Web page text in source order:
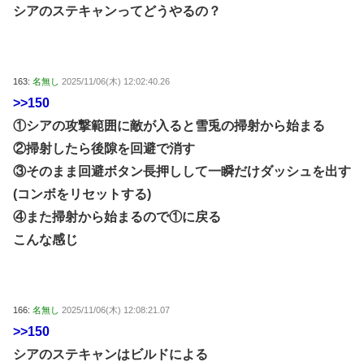
シアのステキャンってどうやるの？
163: 名無し 2025/11/06(木) 12:02:40.26
>>150
①シアの攻撃範囲に敵が入ると雪兎の掃射から始まる
②掃射したら後隙を回避で消す
③そのまま回避ボタン長押しして一瞬だけダッシュを出す
(コンボをリセットする)
④また掃射から始まるので①に戻る
こんな感じ
166: 名無し 2025/11/06(木) 12:08:21.07
>>150
シアのステキャンはビルドによる